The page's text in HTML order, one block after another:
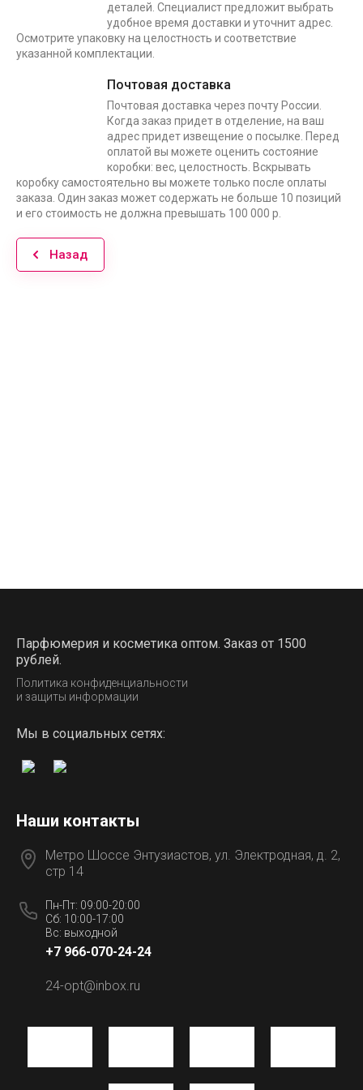
деталей. Специалист предложит выбрать
удобное время доставки и уточнит адрес.
Осмотрите упаковку на целостность и соответствие
указанной комплектации.
Почтовая доставка
Почтовая доставка через почту России.
Когда заказ придет в отделение, на ваш
адрес придет извещение о посылке. Перед
оплатой вы можете оценить состояние
коробки: вес, целостность. Вскрывать
коробку самостоятельно вы можете только после оплаты
заказа. Один заказ может содержать не больше 10 позиций
и его стоимость не должна превышать 100 000 р.
Назад
Парфюмерия и косметика оптом. Заказ от 1500
рублей.
Политика конфиденциальности
и защиты информации
Мы в социальных сетях:
Наши контакты
Метро Шоссе Энтузиастов, ул. Электродная, д. 2,
стр 14
Пн-Пт: 09:00-20:00
Сб: 10:00-17:00
Вс: выходной
+7 966-070-24-24
24-opt@inbox.ru